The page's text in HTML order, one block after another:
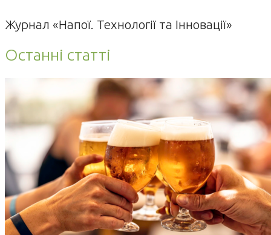
Журнал «Напої. Технології та Інновації»
Останні статті